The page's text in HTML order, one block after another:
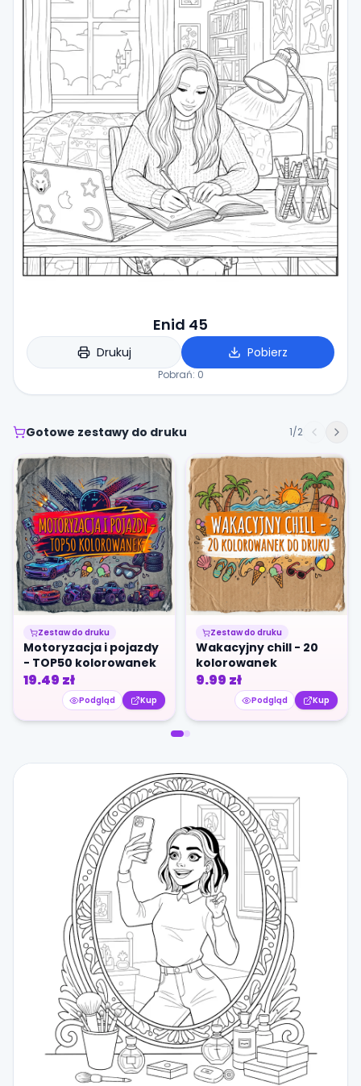
Enid 45
Drukuj Pobierz
Pobrań: 0
Gotowe zestawy do druku 1/2
Zestaw do druku
Motoryzacja i pojazdy
- TOP50 kolorowanek
19.49 zł
Podgląd Kup
Zestaw do druku
Wakacyjny chill - 20
kolorowanek
9.99 zł
Podgląd Kup